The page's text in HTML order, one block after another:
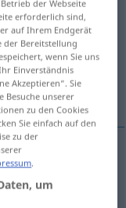
antippen)
der Webseite
erforderlich sind,
auf Ihrem Endgerät
der Bereitstellung
wenn Sie uns
Einverständnis
Akzeptieren“. Sie
Besuche unserer
zu den Cookies
Sie einfach auf den
zu der
.
um